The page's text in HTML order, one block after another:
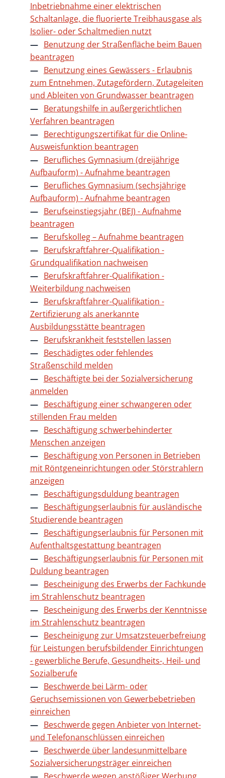
Inbetriebnahme einer elektrischen
Schaltanlage, die fluorierte Treibhausgase als
Isolier- oder Schaltmedien nutzt
Benutzung der Straßenfläche beim Bauen
beantragen
Benutzung eines Gewässers - Erlaubnis
zum Entnehmen, Zutagefördern, Zutageleiten
und Ableiten von Grundwasser beantragen
Beratungshilfe in außergerichtlichen
Verfahren beantragen
Berechtigungszertifikat für die Online-
Ausweisfunktion beantragen
Berufliches Gymnasium (dreijährige
Aufbauform) - Aufnahme beantragen
Berufliches Gymnasium (sechsjährige
Aufbauform) - Aufnahme beantragen
Berufseinstiegsjahr (BEJ) - Aufnahme
beantragen
Berufskolleg – Aufnahme beantragen
Berufskraftfahrer-Qualifikation -
Grundqualifikation nachweisen
Berufskraftfahrer-Qualifikation -
Weiterbildung nachweisen
Berufskraftfahrer-Qualifikation -
Zertifizierung als anerkannte
Ausbildungsstätte beantragen
Berufskrankheit feststellen lassen
Beschädigtes oder fehlendes
Straßenschild melden
Beschäftigte bei der Sozialversicherung
anmelden
Beschäftigung einer schwangeren oder
stillenden Frau melden
Beschäftigung schwerbehinderter
Menschen anzeigen
Beschäftigung von Personen in Betrieben
mit Röntgeneinrichtungen oder Störstrahlern
anzeigen
Beschäftigungsduldung beantragen
Beschäftigungserlaubnis für ausländische
Studierende beantragen
Beschäftigungserlaubnis für Personen mit
Aufenthaltsgestattung beantragen
Beschäftigungserlaubnis für Personen mit
Duldung beantragen
Bescheinigung des Erwerbs der Fachkunde
im Strahlenschutz beantragen
Bescheinigung des Erwerbs der Kenntnisse
im Strahlenschutz beantragen
Bescheinigung zur Umsatzsteuerbefreiung
für Leistungen berufsbildender Einrichtungen
- gewerbliche Berufe, Gesundheits-, Heil- und
Sozialberufe
Beschwerde bei Lärm- oder
Geruchsemissionen von Gewerbebetrieben
einreichen
Beschwerde gegen Anbieter von Internet-
und Telefonanschlüssen einreichen
Beschwerde über landesunmittelbare
Sozialversicherungsträger einreichen